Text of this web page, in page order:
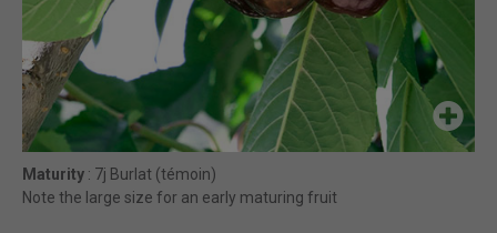
Maturity : 7j Burlat (témoin)
Note the large size for an early maturing fruit